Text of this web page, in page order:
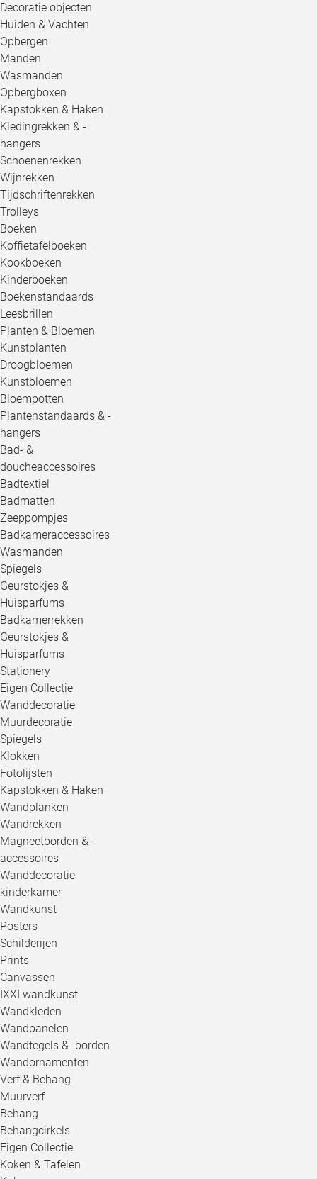
Decoratie objecten
Huiden & Vachten
Opbergen
Manden
Wasmanden
Opbergboxen
Kapstokken & Haken
Kledingrekken & -
hangers
Schoenenrekken
Wijnrekken
Tijdschriftenrekken
Trolleys
Boeken
Koffietafelboeken
Kookboeken
Kinderboeken
Boekenstandaards
Leesbrillen
Planten & Bloemen
Kunstplanten
Droogbloemen
Kunstbloemen
Bloempotten
Plantenstandaards & -
hangers
Bad- &
doucheaccessoires
Badtextiel
Badmatten
Zeeppompjes
Badkameraccessoires
Wasmanden
Spiegels
Geurstokjes &
Huisparfums
Badkamerrekken
Geurstokjes &
Huisparfums
Stationery
Eigen Collectie
Wanddecoratie
Muurdecoratie
Spiegels
Klokken
Fotolijsten
Kapstokken & Haken
Wandplanken
Wandrekken
Magneetborden & -
accessoires
Wanddecoratie
kinderkamer
Wandkunst
Posters
Schilderijen
Prints
Canvassen
IXXI wandkunst
Wandkleden
Wandpanelen
Wandtegels & -borden
Wandornamenten
Verf & Behang
Muurverf
Behang
Behangcirkels
Eigen Collectie
Koken & Tafelen